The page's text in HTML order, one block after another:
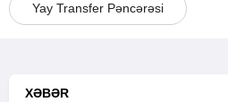
Yay Transfer Pəncərəsi
XƏBƏR